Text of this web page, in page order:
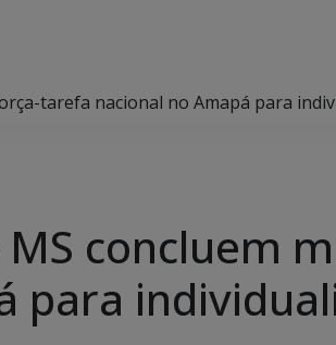
tarefa nacional no Amapá para
concluem
para